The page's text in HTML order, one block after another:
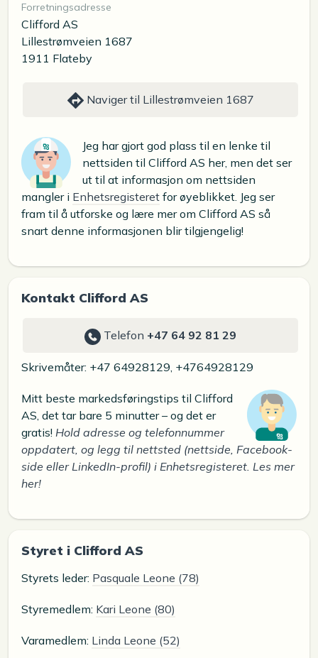
Forretningsadresse
Clifford AS
Lillestrømveien 1687
1911 Flateby
Naviger til Lillestrømveien 1687
Jeg har gjort god plass til en lenke til
nettsiden til Clifford AS her, men det ser
ut til at informasjon om nettsiden
mangler i Enhetsregisteret for øyeblikket. Jeg ser
fram til å utforske og lære mer om Clifford AS så
snart denne informasjonen blir tilgjengelig!
Kontakt Clifford AS
Telefon +47 64 92 81 29
Skrivemåter: +47 64928129, +4764928129
Mitt beste markedsføringstips til Clifford
AS, det tar bare 5 minutter – og det er
gratis! Hold adresse og telefonnummer
oppdatert, og legg til nettsted (nettside, Facebook-
side eller LinkedIn-profil) i Enhetsregisteret. Les mer
her!
Styret i Clifford AS
Styrets leder: Pasquale Leone (78)
Styremedlem: Kari Leone (80)
Varamedlem: Linda Leone (52)